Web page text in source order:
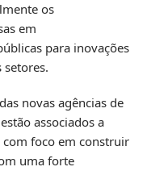
os
em
para inovações
setores.
novas agências de
associados a
foco em construir
uma forte